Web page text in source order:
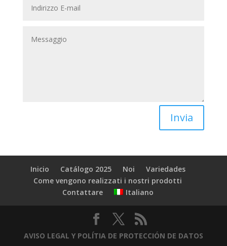
Invia
Inicio Catálogo 2025 Noi
Variedades
Come vengono realizzati i nostri prodotti
Contattare
Italiano
AVISO LEGAL Y POLÍTIA DE PROTECCIÓN DE DATOS